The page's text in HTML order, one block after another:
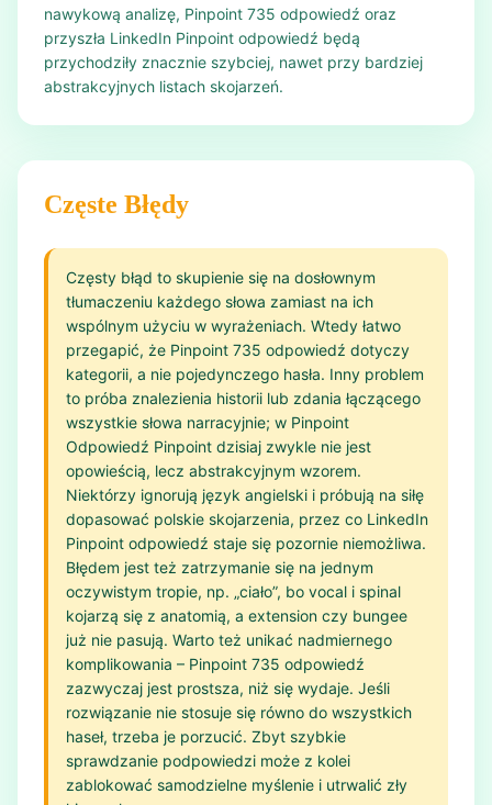
nawykową analizę, Pinpoint 735 odpowiedź oraz
przyszła LinkedIn Pinpoint odpowiedź będą
przychodziły znacznie szybciej, nawet przy bardziej
abstrakcyjnych listach skojarzeń.
Częste Błędy
Częsty błąd to skupienie się na dosłownym
tłumaczeniu każdego słowa zamiast na ich
wspólnym użyciu w wyrażeniach. Wtedy łatwo
przegapić, że Pinpoint 735 odpowiedź dotyczy
kategorii, a nie pojedynczego hasła. Inny problem
to próba znalezienia historii lub zdania łączącego
wszystkie słowa narracyjnie; w Pinpoint
Odpowiedź Pinpoint dzisiaj zwykle nie jest
opowieścią, lecz abstrakcyjnym wzorem.
Niektórzy ignorują język angielski i próbują na siłę
dopasować polskie skojarzenia, przez co LinkedIn
Pinpoint odpowiedź staje się pozornie niemożliwa.
Błędem jest też zatrzymanie się na jednym
oczywistym tropie, np. „ciało”, bo vocal i spinal
kojarzą się z anatomią, a extension czy bungee
już nie pasują. Warto też unikać nadmiernego
komplikowania – Pinpoint 735 odpowiedź
zazwyczaj jest prostsza, niż się wydaje. Jeśli
rozwiązanie nie stosuje się równo do wszystkich
haseł, trzeba je porzucić. Zbyt szybkie
sprawdzanie podpowiedzi może z kolei
zablokować samodzielne myślenie i utrwalić zły